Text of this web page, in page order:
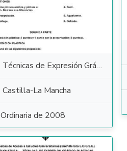
Técnicas de Expresión Gráfico Plástica
Castilla-La Mancha
Ordinaria de 2008